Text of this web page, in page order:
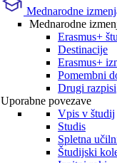
Mednarodne
Mednarodne
Erasmus+
Destinacije
Erasmus+
Pomembni
Drugi razpisi
Uporabne povezave
Vpis v študij
Studis
Spletna
Študijski